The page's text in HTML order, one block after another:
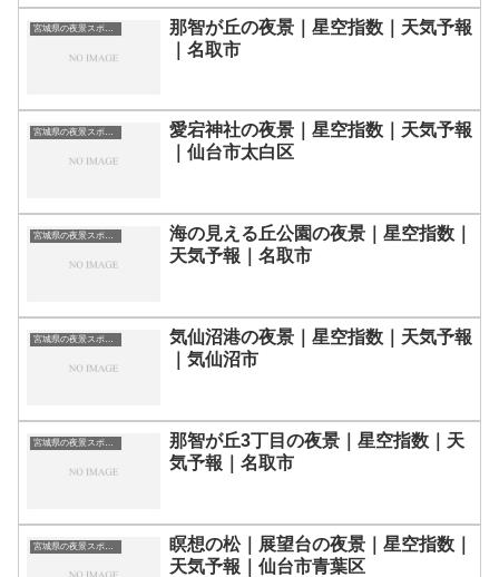
宮城県の夜景スポット一覧
那智が丘の夜景｜星空指数｜天気予報
｜名取市
宮城県の夜景スポット一覧
愛宕神社の夜景｜星空指数｜天気予報
｜仙台市太白区
宮城県の夜景スポット一覧
海の見える丘公園の夜景｜星空指数｜
天気予報｜名取市
宮城県の夜景スポット一覧
気仙沼港の夜景｜星空指数｜天気予報
｜気仙沼市
宮城県の夜景スポット一覧
那智が丘3丁目の夜景｜星空指数｜天
気予報｜名取市
宮城県の夜景スポット一覧
瞑想の松｜展望台の夜景｜星空指数｜
天気予報｜仙台市青葉区